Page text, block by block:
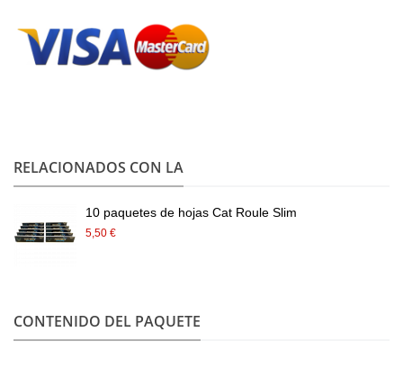
RELACIONADOS CON LA
10 paquetes de hojas Cat Roule Slim
5,50 €
CONTENIDO DEL PAQUETE